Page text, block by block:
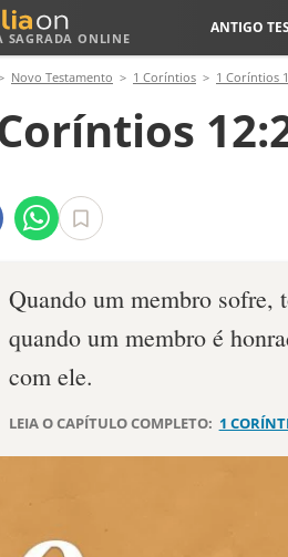
SAGRADA ONLINE
ANTIGO
Novo Testamento 1 Coríntios 1 Coríntios
Quando um membro sofre,
quando um membro é
com ele.
LEIA O CAPÍTULO COMPLETO: 1